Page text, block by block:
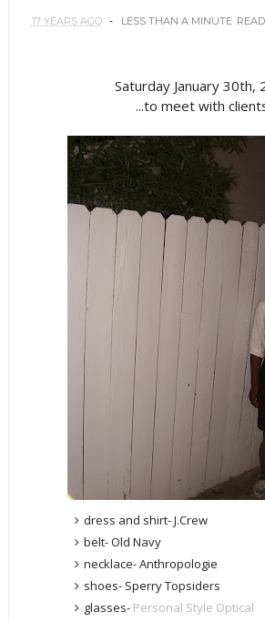
17 YEARS AGO LESS THAN A MINUTE READ
Saturday January 30th,
...to meet with
dress and shirt- J.Crew
belt- Old Navy
necklace- Anthropologie
shoes- Sperry Topsiders
glasses- Personal Style Optical